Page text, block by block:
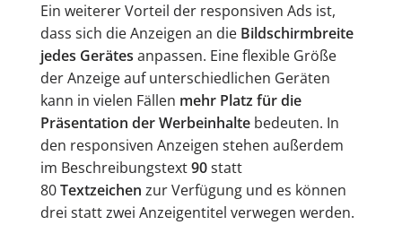
Ein weiterer Vorteil der responsiven Ads ist,
dass sich die Anzeigen an die Bildschirmbreite
jedes Gerätes anpassen. Eine flexible Größe
der Anzeige auf unterschiedlichen Geräten
kann in vielen Fällen mehr Platz für die
Präsentation der Werbeinhaltebedeuten. In
den responsiven Anzeigen stehen außerdem
im Beschreibungstext90statt
80Textzeichen zur Verfügung und es können
drei statt zwei Anzeigentitel verwegen werden.